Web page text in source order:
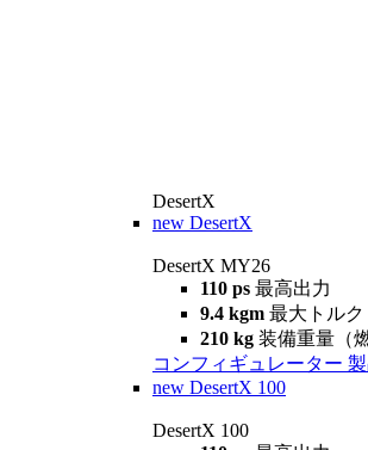
DesertX
new DesertX
DesertX MY26
110 ps 最高出力
9.4 kgm 最大トルク
210 kg 装備重量（
コンフィギュレーター
new DesertX 100
DesertX 100